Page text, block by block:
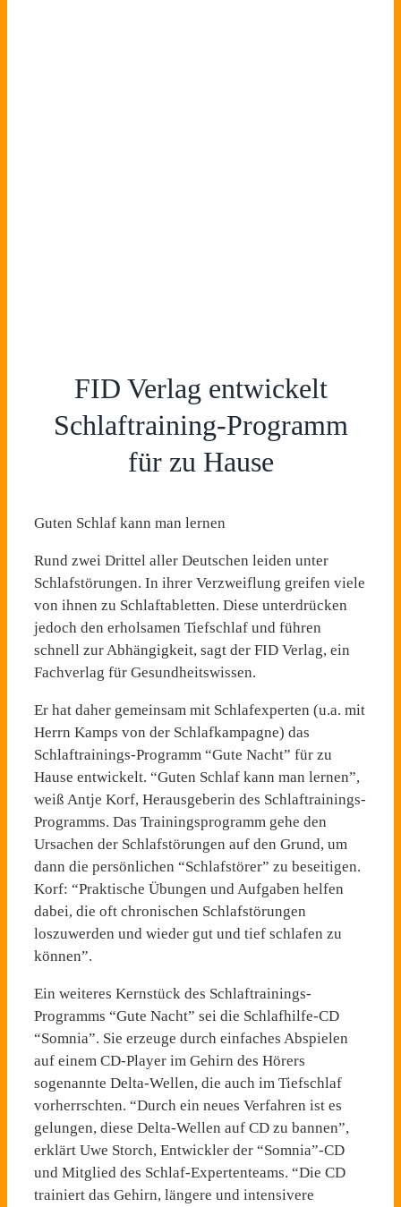
FID Verlag entwickelt
Schlaftraining-Programm
für zu Hause
Guten Schlaf kann man lernen
Rund zwei Drittel aller Deutschen leiden unter
Schlafstörungen. In ihrer Verzweiflung greifen viele
von ihnen zu Schlaftabletten. Diese unterdrücken
jedoch den erholsamen Tiefschlaf und führen
schnell zur Abhängigkeit, sagt der FID Verlag, ein
Fachverlag für Gesundheitswissen.
Er hat daher gemeinsam mit Schlafexperten (u.a. mit
Herrn Kamps von der Schlafkampagne) das
Schlaftrainings-Programm “Gute Nacht” für zu
Hause entwickelt. “Guten Schlaf kann man lernen”,
weiß Antje Korf, Herausgeberin des Schlaftrainings-
Programms. Das Trainingsprogramm gehe den
Ursachen der Schlafstörungen auf den Grund, um
dann die persönlichen “Schlafstörer” zu beseitigen.
Korf: “Praktische Übungen und Aufgaben helfen
dabei, die oft chronischen Schlafstörungen
loszuwerden und wieder gut und tief schlafen zu
können”.
Ein weiteres Kernstück des Schlaftrainings-
Programms “Gute Nacht” sei die Schlafhilfe-CD
“Somnia”. Sie erzeuge durch einfaches Abspielen
auf einem CD-Player im Gehirn des Hörers
sogenannte Delta-Wellen, die auch im Tiefschlaf
vorherrschten. “Durch ein neues Verfahren ist es
gelungen, diese Delta-Wellen auf CD zu bannen”,
erklärt Uwe Storch, Entwickler der “Somnia”-CD
und Mitglied des Schlaf-Expertenteams. “Die CD
trainiert das Gehirn, längere und intensivere